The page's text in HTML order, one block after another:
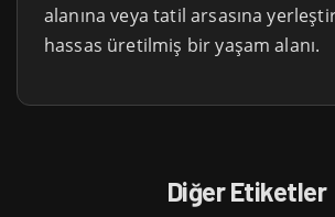
alanına veya tatil arsasına
hassas üretilmiş bir yaşam alanı.
Diğer Etiketler